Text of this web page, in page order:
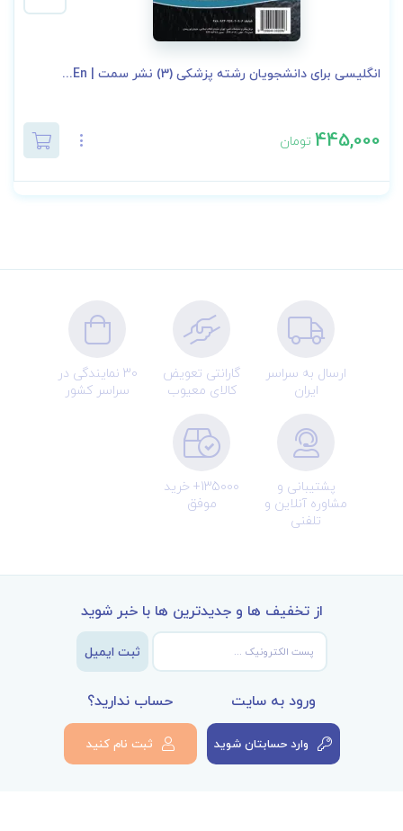
انگلیسی برای دانشجویان رشته پزشکی (3) نشر سمت | En...
445,000تومان
ارسال به سراسر
ایران
گارانتی تعویض
کالای معیوب
30 نمایندگی در
سراسر کشور
پشتیبانی و
مشاوره آنلاین و
تلفنی
135000+ خرید
موفق
از تخفیف ها و جدیدترین ها با خبر شوید
ثبت ایمیل
ورود به سایت
وارد حسابتان شوید
حساب ندارید؟
ثبت نام کنید